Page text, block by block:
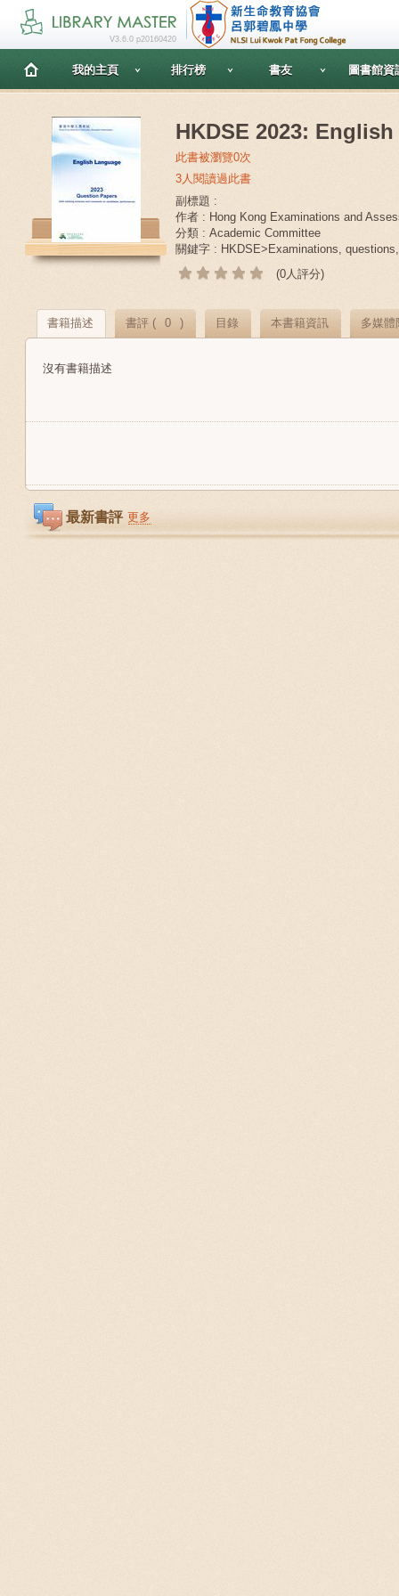
V3.6.0 p20160420
我的主頁 排行榜 書友 圖書館資
HKDSE 2023:
此書被瀏覽0次
3人閱讀過此書
副標題 :
作者 : Hong Kong Examinations and
分類 : Academic Committee
關鍵字 : HKDSE>Examinations,
(0人評分)
書籍描述 書評 ( 0 ) 目錄 本書籍資訊 多媒體
沒有書籍描述
最新書評 更多